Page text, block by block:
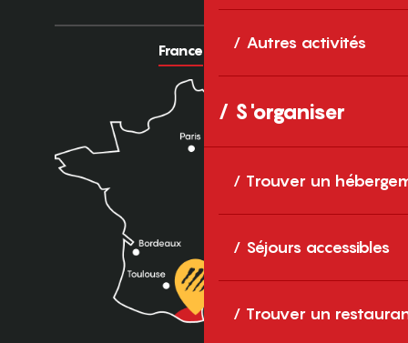
Autres activités
S'organiser
Trouver un
Séjours accessibles
Trouver un
France Europe